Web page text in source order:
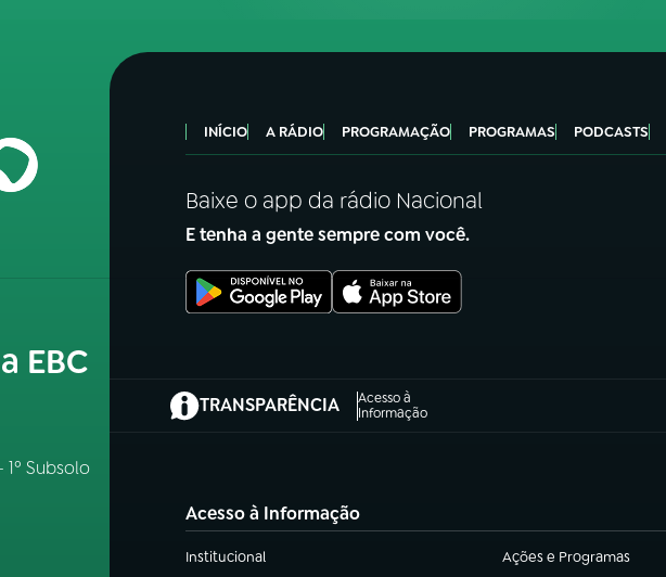
EBC
Subsolo
INÍCIO A RÁDIO PROGRAMAÇÃO PROGRAMAS PODCASTS
Baixe o app da rádio Nacional
E tenha a gente sempre com você.
TRANSPARÊNCIA
Acesso à
Informação
(abre em nova aba)
Acesso à Informação
Institucional
(abre em nova aba) Ações e Programas
(abre em nova aba)